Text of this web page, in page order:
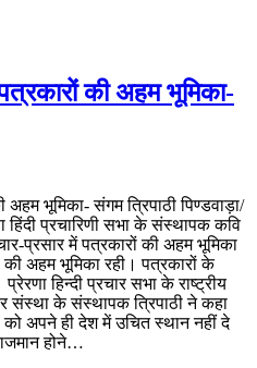
की अहम भूमिका-
अहम भूमिका- संगम त्रिपाठी पिण्डवाड़ा/
प्रचारिणी सभा के संस्थापक कवि
प्रसार में पत्रकारों की अहम भूमिका
अहम भूमिका रही। पत्रकारों के
हिन्दी प्रचार सभा के राष्ट्रीय
संस्था के संस्थापक त्रिपाठी ने कहा
को अपने ही देश में उचित स्थान नहीं दे
होने…